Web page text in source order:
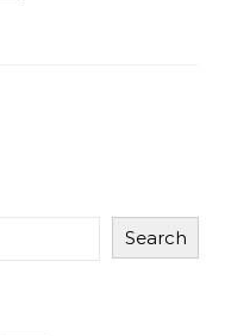
Search